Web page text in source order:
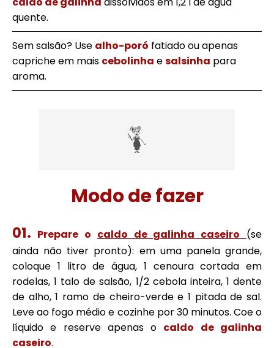
quente.
Sem salsão? Use alho-poró fatiado ou apenas
capriche em mais cebolinha esalsinha para
aroma.
Modo de fazer
Prepare o caldo de galinha caseiro (se
ainda não tiver pronto): em uma panela grande,
coloque 1 litro de água, 1 cenoura cortada em
rodelas, 1 talo de salsão, 1/2 cebola inteira, 1 dente
de alho, 1 ramo de cheiro-verde e 1 pitada de sal.
Leve ao fogo médio e cozinhe por 30 minutos. Coe o
líquido e reserve apenas o caldo de galinha
caseiro.